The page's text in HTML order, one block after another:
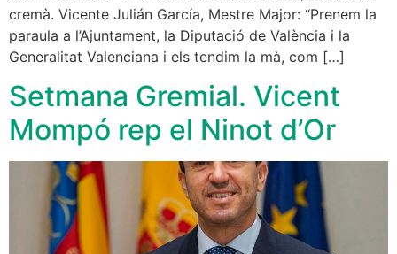
cremà. Vicente Julián García, Mestre Major: “Prenem la
paraula a l’Ajuntament, la Diputació de València i la
Generalitat Valenciana i els tendim la mà, com […]
Setmana Gremial. Vicent
Mompó rep el Ninot d’Or